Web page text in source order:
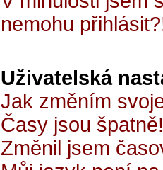
nemohu
Uživatelská
Jak změním
Časy jsou špatně!
Změnil jsem